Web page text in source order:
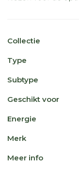
Collectie
Type
Subtype
Geschikt voor
Energie
Merk
Meer info